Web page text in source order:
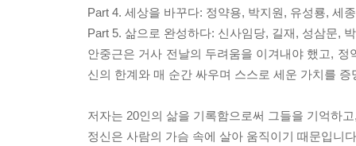
Part 4. 세상을 바꾸다: 정약용, 박지원, 유성룡, 세
Part 5. 삶으로 완성하다: 신사임당, 길재, 성삼문,
안중근은 거사 전날의 두려움을 이겨내야 했고,
신의 한계와 매 순간 싸우며 스스로 세운 가치를
저자는 20인의 삶을 기록함으로써 그들을 기억하
정신은 사람의 가슴 속에 살아 움직이기 때문입니